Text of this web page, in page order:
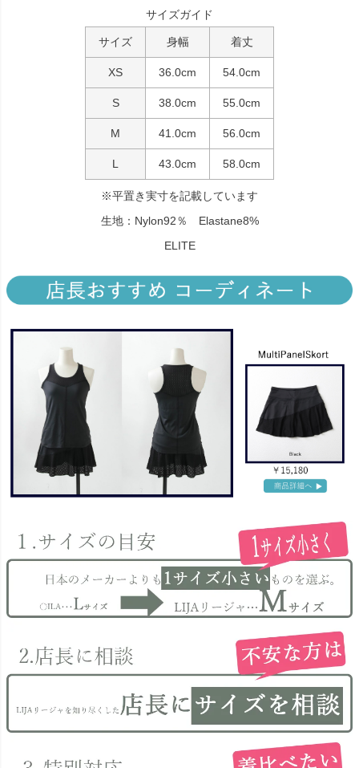
サイズガイド
サイズ 身幅 着丈
XS 36.0cm 54.0cm
S 38.0cm 55.0cm
M 41.0cm 56.0cm
L 43.0cm 58.0cm
※平置き実寸を記載しています
生地：Nylon92％ Elastane8%
ELITE